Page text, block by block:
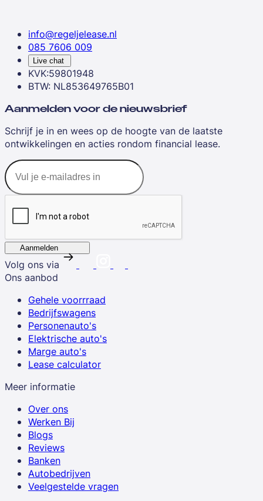
info@regeljelease.nl
085 7606 009
Live chat
KVK:59801948
BTW: NL853649765B01
Aanmelden voor de nieuwsbrief
Schrijf je in en wees op de hoogte van de laatste
ontwikkelingen en acties rondom financial lease.
Aanmelden
Volg ons via
Ons aanbod
Gehele voorrraad
Bedrijfswagens
Personenauto's
Elektrische auto's
Marge auto's
Lease calculator
Meer informatie
Over ons
Werken Bij
Blogs
Reviews
Banken
Autobedrijven
Veelgestelde vragen